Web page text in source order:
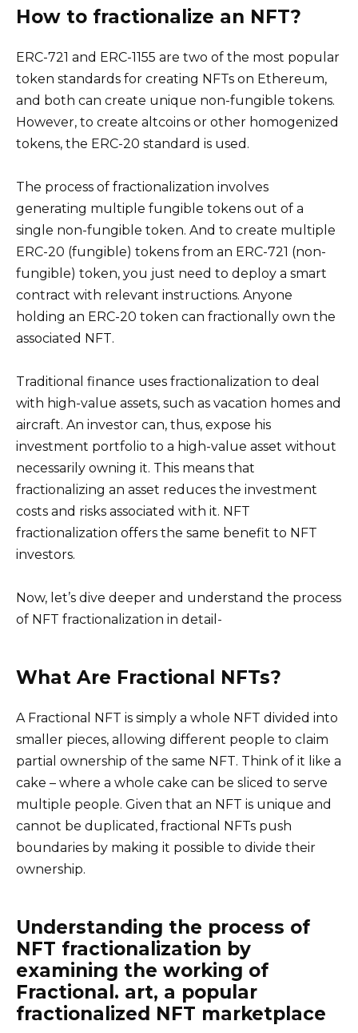
How to fractionalize an NFT?
ERC-721 and ERC-1155 are two of the most popular
token standards for creating NFTs on Ethereum,
and both can create unique non-fungible tokens.
However, to create altcoins or other homogenized
tokens, the ERC-20 standard is used.
The process of fractionalization involves
generating multiple fungible tokens out of a
single non-fungible token. And to create multiple
ERC-20 (fungible) tokens from an ERC-721 (non-
fungible) token, you just need to deploy a smart
contract with relevant instructions. Anyone
holding an ERC-20 token can fractionally own the
associated NFT.
Traditional finance uses fractionalization to deal
with high-value assets, such as vacation homes and
aircraft. An investor can, thus, expose his
investment portfolio to a high-value asset without
necessarily owning it. This means that
fractionalizing an asset reduces the investment
costs and risks associated with it. NFT
fractionalization offers the same benefit to NFT
investors.
Now, let’s dive deeper and understand the process
of NFT fractionalization in detail-
What Are Fractional NFTs?
A Fractional NFT is simply a whole NFT divided into
smaller pieces, allowing different people to claim
partial ownership of the same NFT. Think of it like a
cake – where a whole cake can be sliced to serve
multiple people. Given that an NFT is unique and
cannot be duplicated, fractional NFTs push
boundaries by making it possible to divide their
ownership.
Understanding the process of
NFT fractionalization by
examining the working of
Fractional. art, a popular
fractionalized NFT marketplace